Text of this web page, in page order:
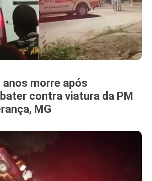
anos morre após
contra viatura da PM
MG